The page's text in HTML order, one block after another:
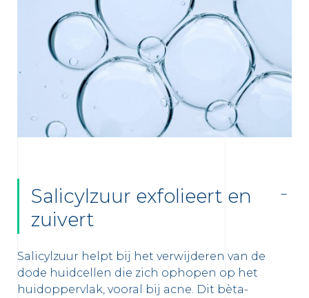
Salicylzuur exfolieert en
zuivert
Salicylzuur helpt bij het verwijderen van de
dode huidcellen die zich ophopen op het
huidoppervlak, vooral bij acne. Dit bèta-